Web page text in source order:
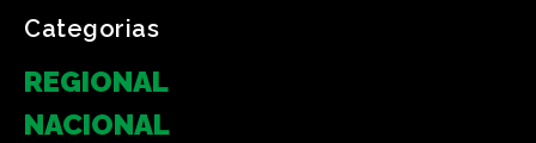
Categorias
REGIONAL
NACIONAL